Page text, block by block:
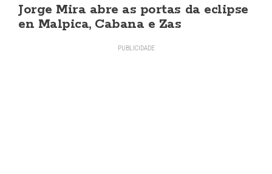
Jorge Mira abre as portas da eclipse
en Malpica, Cabana e Zas